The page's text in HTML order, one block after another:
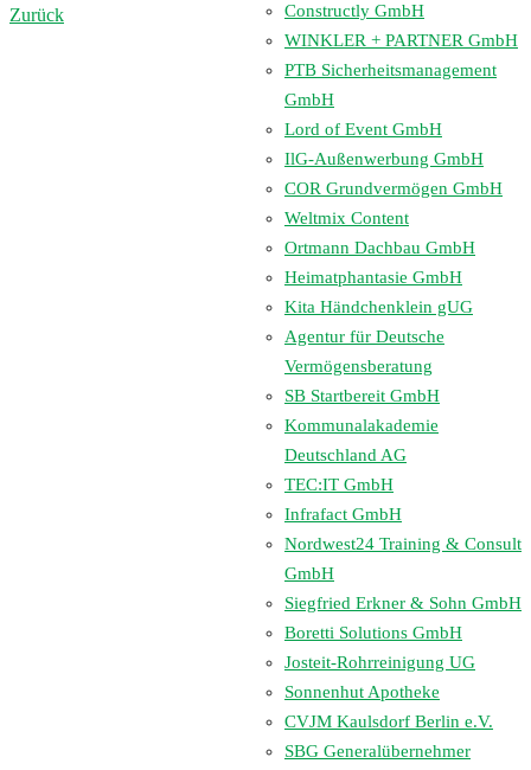
Zurück
Constructly GmbH
WINKLER + PARTNER GmbH
PTB Sicherheitsmanagement
GmbH
Lord of Event GmbH
IlG-Außenwerbung GmbH
COR Grundvermögen GmbH
Weltmix Content
Ortmann Dachbau GmbH
Heimatphantasie GmbH
Kita Händchenklein gUG
Agentur für Deutsche
Vermögensberatung
SB Startbereit GmbH
Kommunalakademie
Deutschland AG
TEC:IT GmbH
Infrafact GmbH
Nordwest24 Training & Consult
GmbH
Siegfried Erkner & Sohn GmbH
Boretti Solutions GmbH
Josteit-Rohrreinigung UG
Sonnenhut Apotheke
CVJM Kaulsdorf Berlin e.V.
SBG Generalübernehmer